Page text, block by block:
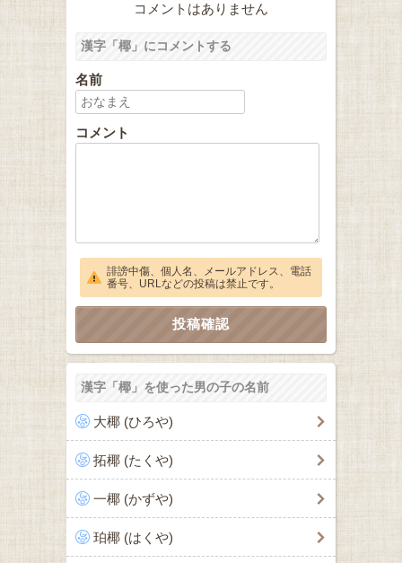
コメントはありません
漢字「椰」にコメントする
名前
コメント
誹謗中傷、個人名、メールアドレス、電話
番号、URLなどの投稿は禁止です。
漢字「椰」を使った男の子の名前
大椰 (ひろや)
拓椰 (たくや)
一椰 (かずや)
珀椰 (はくや)